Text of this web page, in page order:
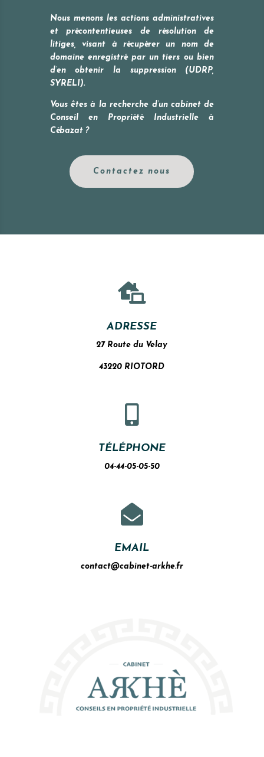
Nous menons les actions administratives
et précontentieuses de résolution de
litiges, visant à récupérer un nom de
domaine enregistré par un tiers ou bien
d’en obtenir la suppression (UDRP,
SYRELI).
Vous êtes à la recherche d’un cabinet de
Conseil en Propriété Industrielle à
Cébazat?
Contactez nous

ADRESSE
27 Route du Velay
43220 RIOTORD

TÉLÉPHONE
04-44-05-05-50

EMAIL
contact@cabinet-arkhe.fr